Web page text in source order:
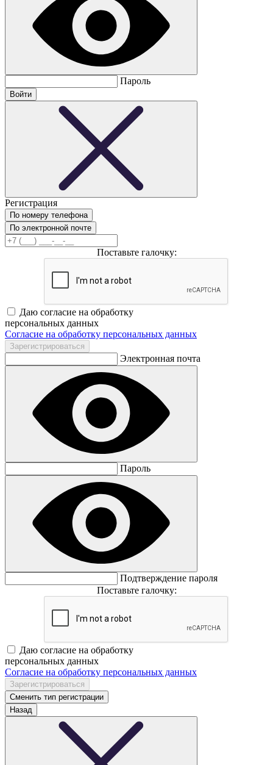
Пароль
Регистрация
По номеру телефона
По электронной почте
Поставьте галочку:
Даю согласие на обработку
персональных данных
Согласие на обработку персональных данных
Электронная почта
Пароль
Подтверждение пароля
Поставьте галочку:
Даю согласие на обработку
персональных данных
Согласие на обработку персональных данных
Сменить тип регистрации
Назад